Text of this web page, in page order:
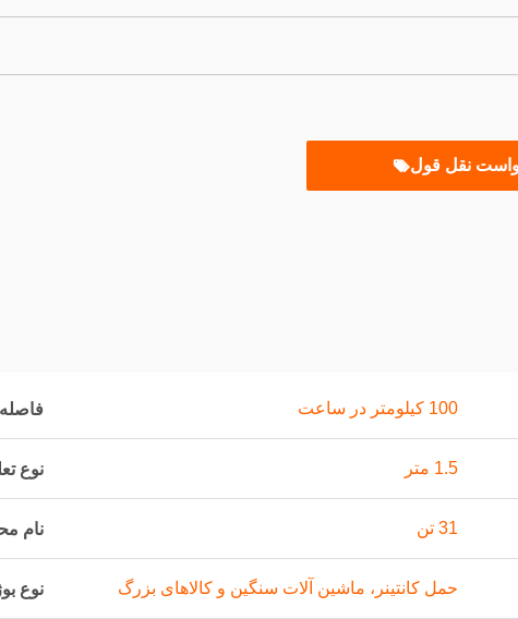
نقل قول
100 کیلومتر در ساعت
1.5 متر نوع
31 تن نام
حمل کانتینر، ماشین آلات سنگین و کالاهای بزرگ نوع